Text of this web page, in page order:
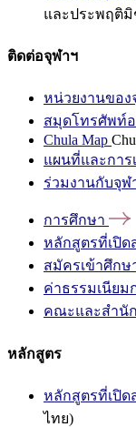
และประพฤติ
ติดต่อจุฬาฯ
หน่วยงานของ
สมุดโทรศัพท์
Chula Map
แผนที่และการ
ร่วมงานกับจุฬ
การศึกษา
หลักสูตรที่เปิด
สมัครเข้าศึกษ
ค่าธรรมเนียม
คณะและสำนั
หลักสูตร
หลักสูตรที่เปิด
ไทย)